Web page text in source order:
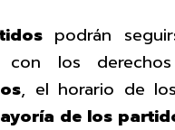
podrán
con los
, el horario de
de los